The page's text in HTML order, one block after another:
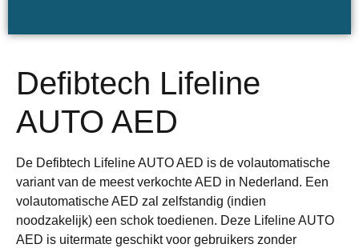
Defibtech Lifeline
AUTO AED
De Defibtech Lifeline AUTO AED is de volautomatische
variant van de meest verkochte AED in Nederland. Een
volautomatische AED zal zelfstandig (indien
noodzakelijk) een schok toedienen. Deze Lifeline AUTO
AED is uitermate geschikt voor gebruikers zonder